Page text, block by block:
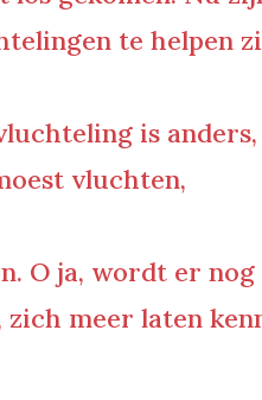
te helpen
is anders,
vluchten,
O ja, wordt er nog
meer laten